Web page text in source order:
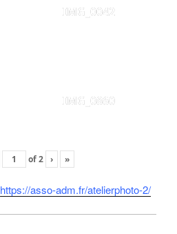
IMG_0042
IMG_0860
of2 › »
https://asso-adm.fr/atelierphoto-2/